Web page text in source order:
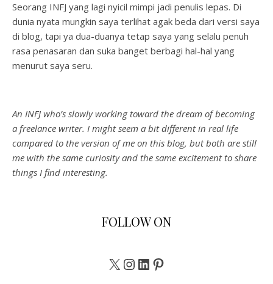
Seorang INFJ yang lagi nyicil mimpi jadi penulis lepas. Di
dunia nyata mungkin saya terlihat agak beda dari versi saya
di blog, tapi ya dua-duanya tetap saya yang selalu penuh
rasa penasaran dan suka banget berbagi hal-hal yang
menurut saya seru.
An INFJ who’s slowly working toward the dream of becoming
a freelance writer. I might seem a bit different in real life
compared to the version of me on this blog, but both are still
me with the same curiosity and the same excitement to share
things I find interesting.
FOLLOW ON
X Instagram
LinkedInPinterest